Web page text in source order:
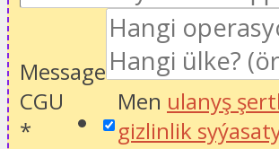
Message
CGU
*
Men ulanyş
gizlinlik